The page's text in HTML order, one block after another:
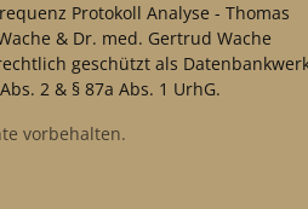
Protokoll Analyse - Thomas
& Dr. med. Gertrud Wache
geschützt als
2 & § 87a Abs. 1 UrhG.
vorbehalten.